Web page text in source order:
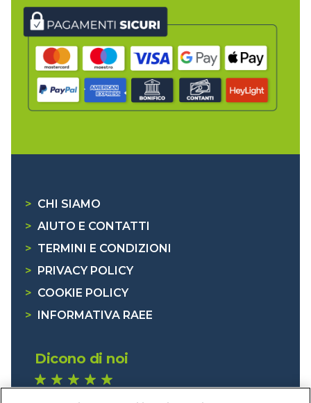
> CHI SIAMO
> AIUTO E CONTATTI
> TERMINI E CONDIZIONI
>
PRIVACY POLICY
> COOKIE POLICY
>
INFORMATIVA RAEE
Dicono di noi